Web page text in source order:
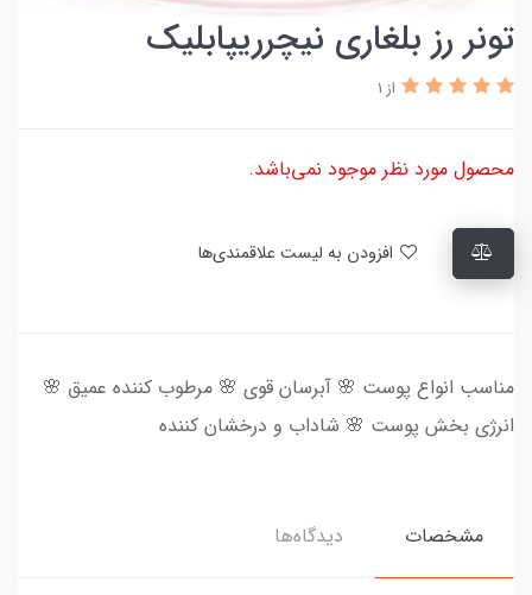
تونر رز بلغاری نیچرریپابلیک
از 1
محصول مورد نظر موجود نمی‌باشد.
مناسب انواع پوست 🌸 آبرسان قوی 🌸 مرطوب کننده عمیق 🌸
انرژی بخش پوست 🌸 شاداب و درخشان کننده
مشخصات دیدگاه‌ها